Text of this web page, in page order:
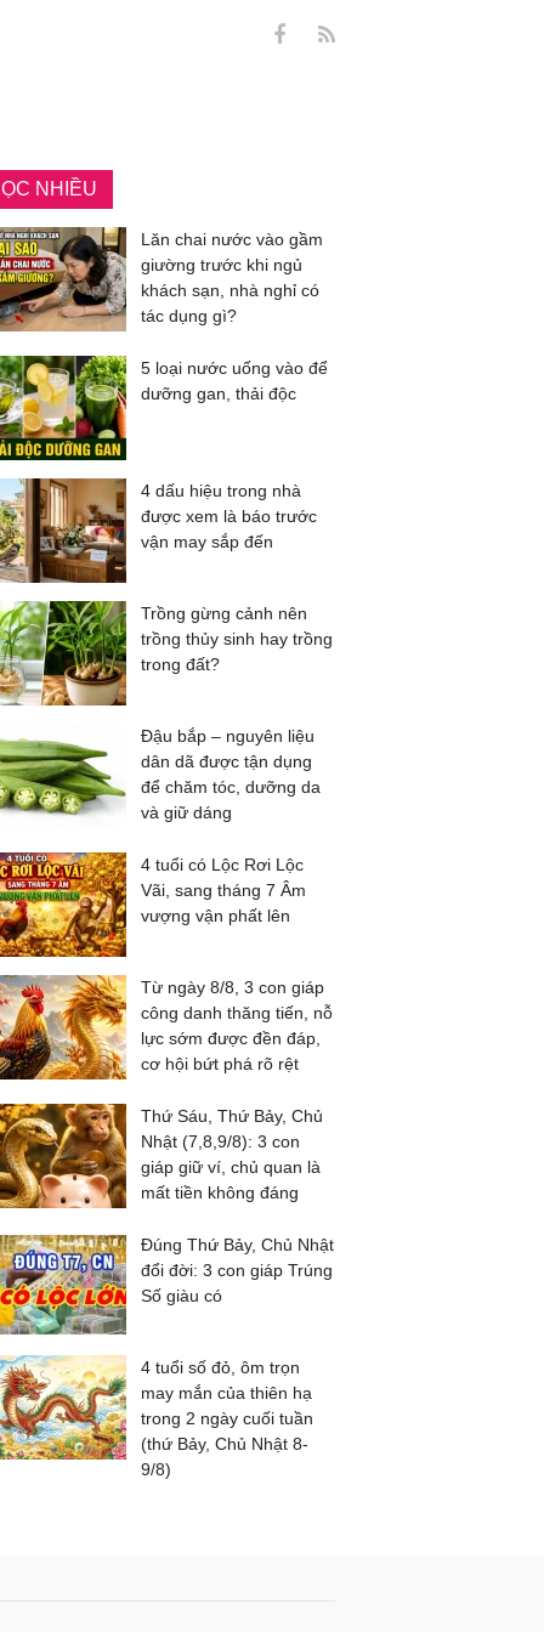
NHIỀU
Lăn chai nước vào gầm
giường trước khi ngủ
khách sạn, nhà nghỉ có
tác dụng gì?
5 loại nước uống vào để
dưỡng gan, thải độc
4 dấu hiệu trong nhà
được xem là báo trước
vận may sắp đến
Trồng gừng cảnh nên
trồng thủy sinh hay trồng
trong đất?
Đậu bắp – nguyên liệu
dân dã được tận dụng
để chăm tóc, dưỡng da
và giữ dáng
4 tuổi có Lộc Rơi Lộc
Vãi, sang tháng 7 Âm
vượng vận phất lên
Từ ngày 8/8, 3 con giáp
công danh thăng tiến, nỗ
lực sớm được đền đáp,
cơ hội bứt phá rõ rệt
Thứ Sáu, Thứ Bảy, Chủ
Nhật (7,8,9/8): 3 con
giáp giữ ví, chủ quan là
mất tiền không đáng
Đúng Thứ Bảy, Chủ Nhật
đổi đời: 3 con giáp Trúng
Số giàu có
4 tuổi số đỏ, ôm trọn
may mắn của thiên hạ
trong 2 ngày cuối tuần
(thứ Bảy, Chủ Nhật 8-
9/8)